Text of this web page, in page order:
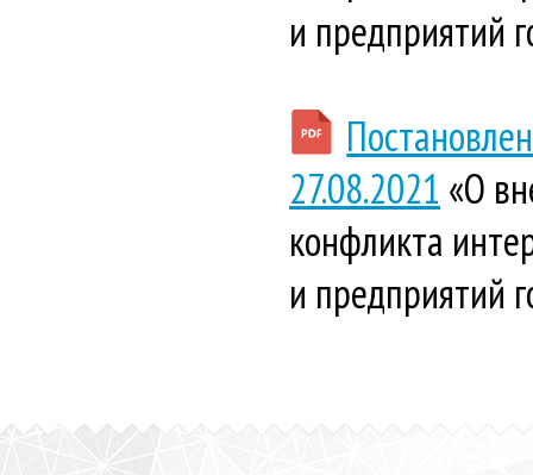
и предприятий
27.08.2021 «О
конфликта
и предприятий